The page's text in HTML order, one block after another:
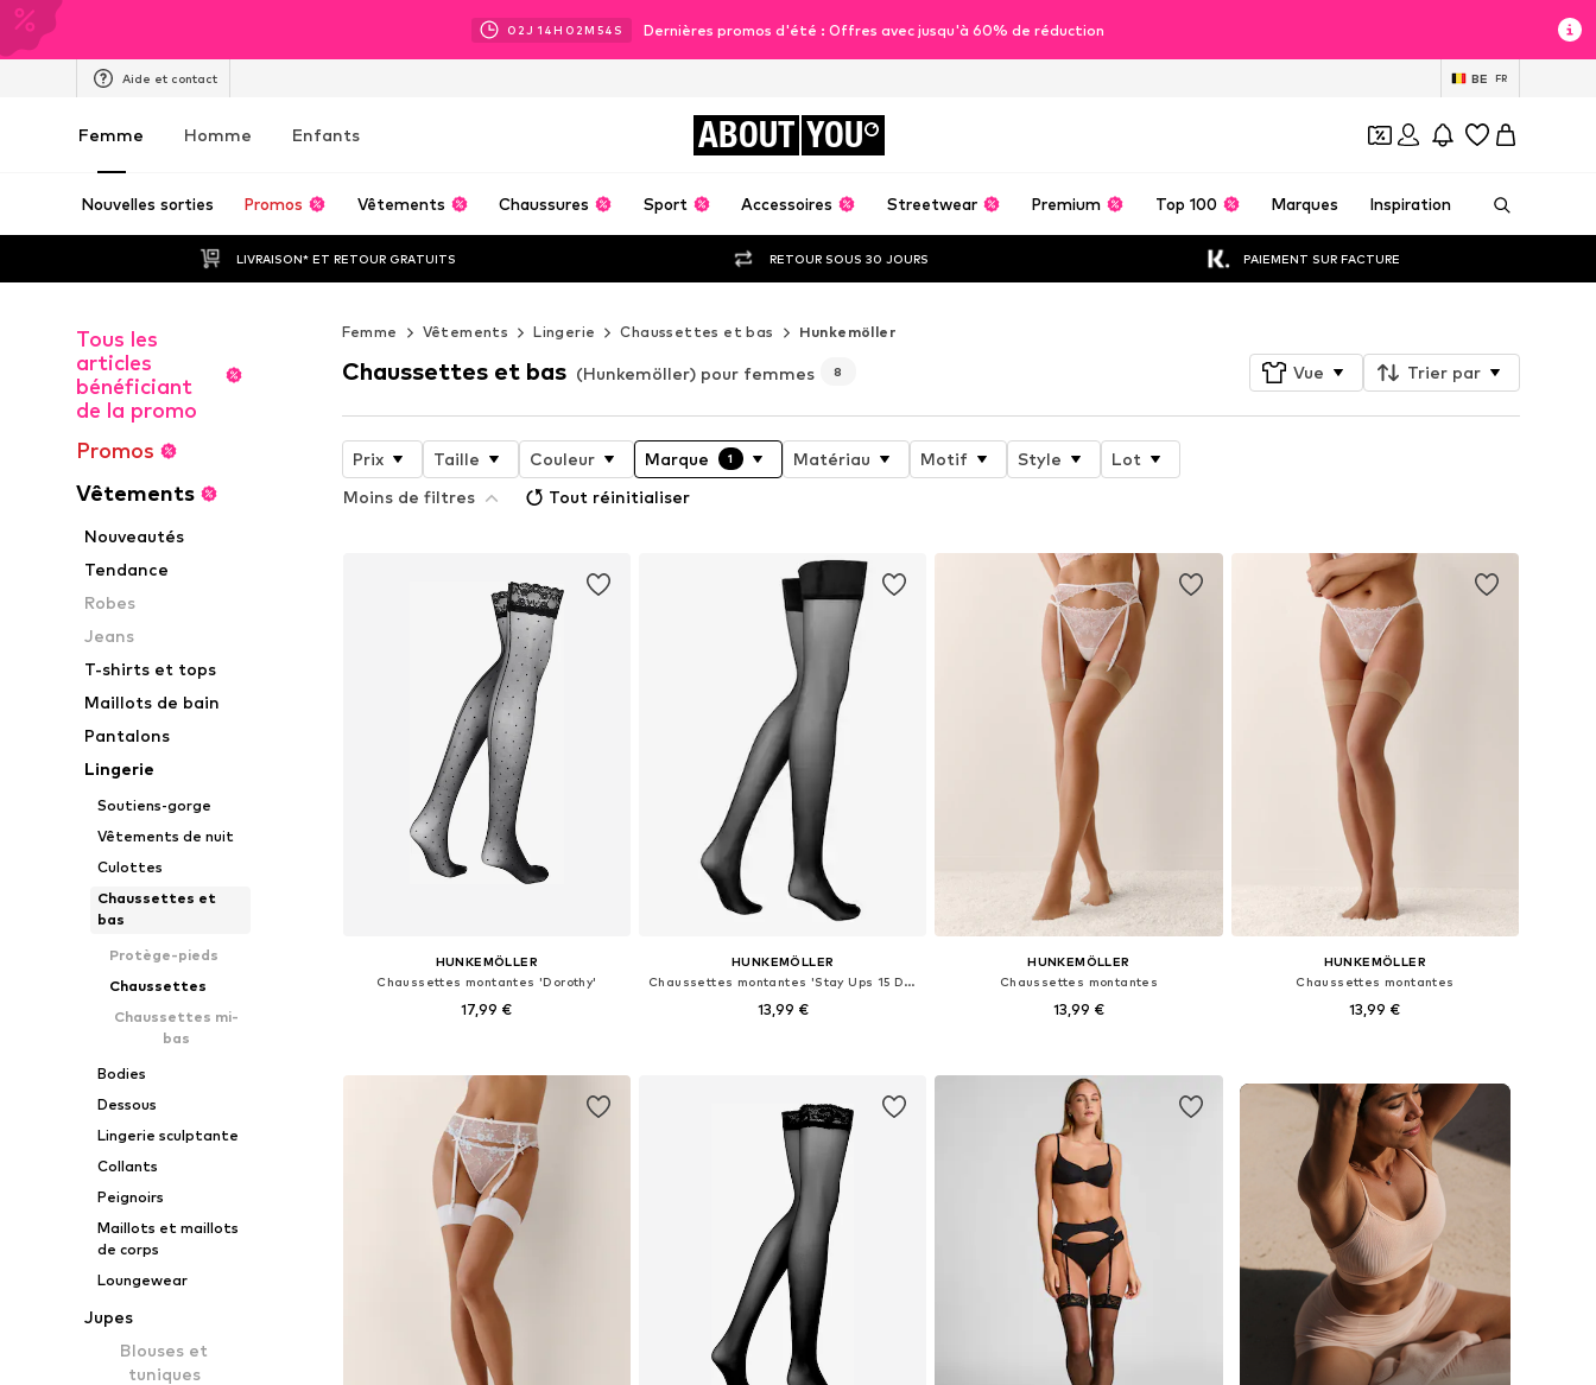
02J 14H 02M 52 S Dernières promos d'été : Offres avec jusqu'à 60% de réduction
Aide et contact BE FR
Femme Homme Enfants ABOUT YOU
Nouvelles sorties Promos Vêtements Chaussures Sport Accessoires Streetwear Premium Top 100 Marques Inspiration
LIVRAISON* ET RETOUR GRATUITS RETOUR SOUS 30 JOURS PAIEMENT SUR FACTURE
Tous les
articles
bénéficiant
de la promo
Promos
Vêtements
Nouveautés
Tendance
Robes
Jeans
T-shirts et tops
Maillots de bain
Pantalons
Lingerie
Soutiens-gorge
Vêtements de nuit
Culottes
Chaussettes et
bas
Protège-pieds
Chaussettes
Chaussettes mi-
bas
Bodies
Dessous
Lingerie sculptante
Collants
Peignoirs
Maillots et maillots
de corps
Loungewear
Jupes
Blouses et
tuniques
Femme Vêtements Lingerie Chaussettes et bas Hunkemöller
Chaussettes et bas (Hunkemöller) pour femmes 8 Vue Trier par
Prix Taille Couleur Marque 1 Matériau Motif Style
Lot
Moins de filtres
Tout réinitialiser
HUNKEMÖLLER
Chaussettes montantes 'Dorothy'
17,99 €
Ajouter au panier
HUNKEMÖLLER
Chaussettes montantes 'Stay Ups 15 Denier Second Skin'
13,99 €
HUNKEMÖLLER
Chaussettes montantes
13,99 €
Ajouter au panier
HUNKEMÖLLER
Chaussettes montantes
13,99 €
Ajouter au panier